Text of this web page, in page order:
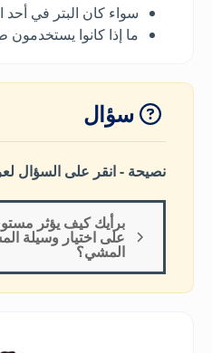
سواء كان البتر في أحد
ما إذا كانوا يستخدمون
سؤال
نصيحة - انقر على السؤال
برأيك كيف يؤثر
على اختيار وسيلة
المشي؟